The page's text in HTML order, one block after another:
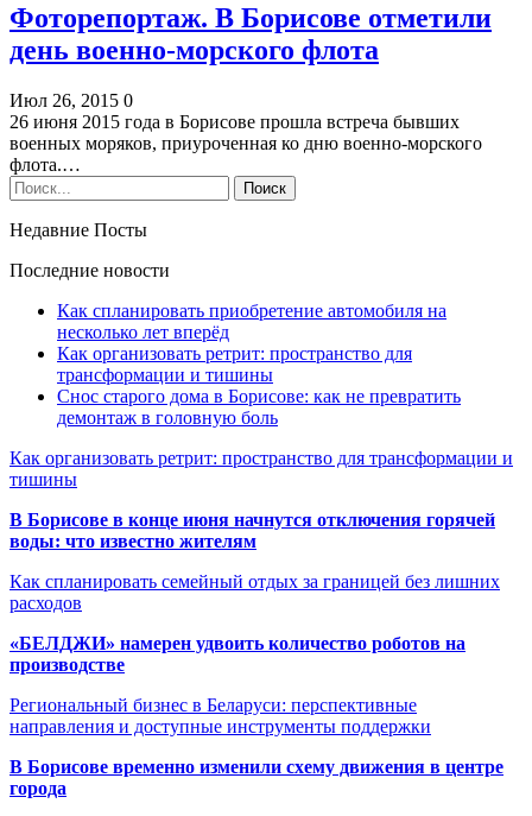
Фоторепортаж. В Борисове отметили
день военно-морского флота
Июл 26, 2015 0
26 июня 2015 года в Борисове прошла встреча бывших
военных моряков, приуроченная ко дню военно-морского
флота.…
Недавние Посты
Последние новости
Как спланировать приобретение автомобиля на
несколько лет вперёд
Как организовать ретрит: пространство для
трансформации и тишины
Снос старого дома в Борисове: как не превратить
демонтаж в головную боль
Как организовать ретрит: пространство для трансформации и
тишины
В Борисове в конце июня начнутся отключения горячей
воды: что известно жителям
Как спланировать семейный отдых за границей без лишних
расходов
«БЕЛДЖИ» намерен удвоить количество роботов на
производстве
Региональный бизнес в Беларуси: перспективные
направления и доступные инструменты поддержки
В Борисове временно изменили схему движения в центре
города